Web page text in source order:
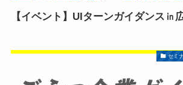
【イベント】UIターンガイダンス
セミ